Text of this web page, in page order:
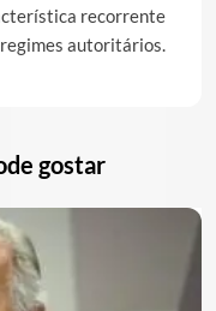
recorrente
autoritários.
gostar